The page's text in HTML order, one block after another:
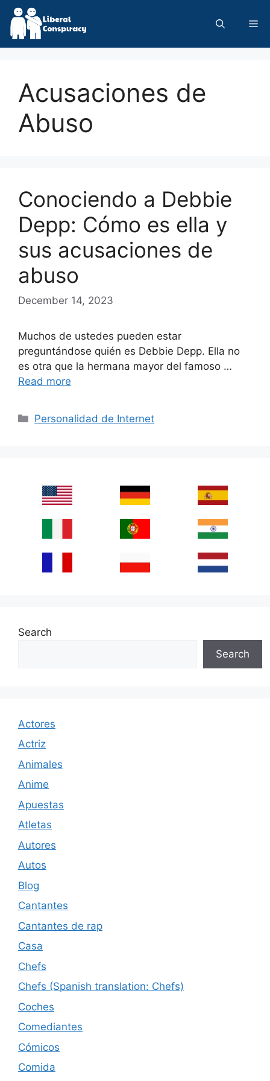
Skip
content
Acusaciones de
Abuso
Conociendo a Debbie
Depp: Cómo es ella y
sus acusaciones de
abuso
December 14, 2023
Muchos de ustedes pueden estar
preguntándose quién es Debbie Depp. Ella no
es otra que la hermana mayor del famoso …
Read more
Categories
Personalidad de Internet
Search
Search
Actores
Actriz
Animales
Anime
Apuestas
Atletas
Autores
Autos
Blog
Cantantes
Cantantes de rap
Casa
Chefs
Chefs (Spanish translation: Chefs)
Coches
Comediantes
Cómicos
Comida